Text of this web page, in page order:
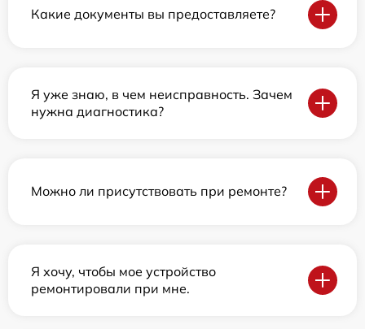
Какие документы вы предоставляете?
Я уже знаю, в чем неисправность. Зачем
нужна диагностика?
Можно ли присутствовать при ремонте?
Я хочу, чтобы мое устройство
ремонтировали при мне.